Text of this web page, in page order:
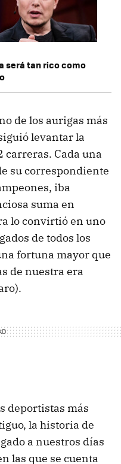
será tan rico como
de los aurigas más
levantar la
carreras. Cada una
su correspondiente
iba
suma en
lo convirtió en uno
de todos los
fortuna mayor que
de nuestra era
deportistas más
la historia de
a nuestros días
las que se cuenta